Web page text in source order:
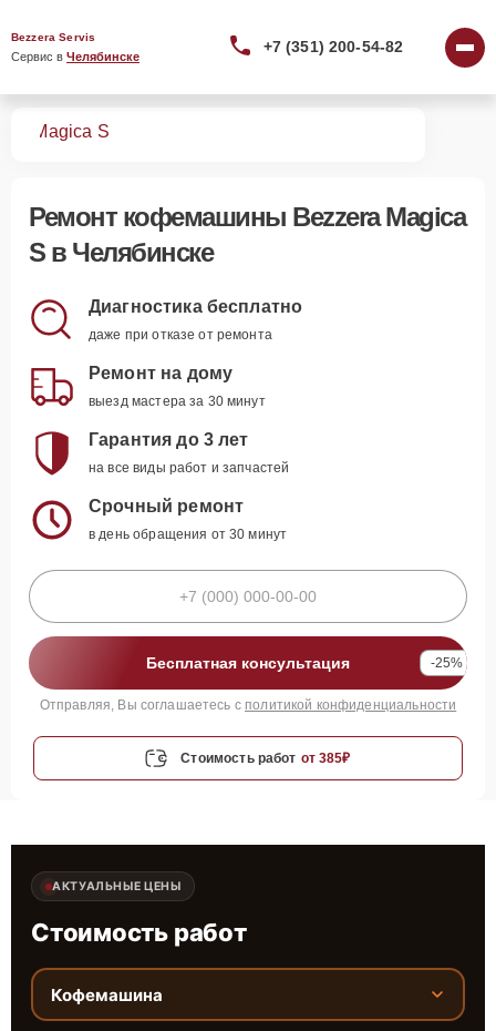
Bezzera Servis
Сервис в Челябинске
+7 (351) 200-54-82
Magica S
Ремонт кофемашины Bezzera Magica
Sв Челябинске
Диагностика бесплатно
даже при отказе от ремонта
Ремонт на дому
выезд мастера за 30 минут
Гарантия до 3 лет
на все виды работ и запчастей
Срочный ремонт
в день обращения от 30 минут
Бесплатная консультация -25%
Отправляя, Вы соглашаетесь с политикой конфиденциальности
Стоимость работ от 385₽
АКТУАЛЬНЫЕ ЦЕНЫ
Стоимость работ
Кофемашина